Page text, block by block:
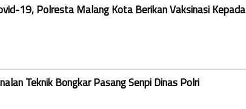
19, Polresta Malang Kota Berikan Vaksinasi Kepada
Teknik Bongkar Pasang Senpi Dinas Polri